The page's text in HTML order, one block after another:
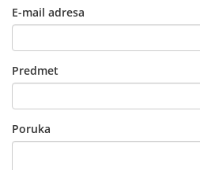
E-mail adresa
Predmet
Poruka